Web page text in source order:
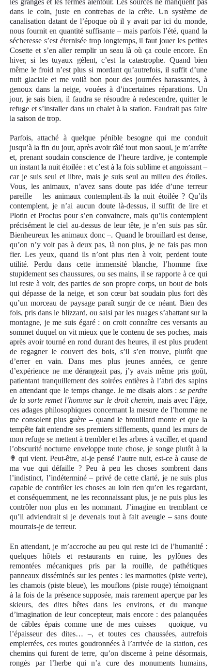
dans le coin, juste en contrebas de la crête. Un système de
canalisation datant de l’époque où il y avait par ici du monde,
nous fournit en quantité suffisante – mais parfois l’été, quand la
sécheresse s’est éternisée trop longtemps, il faut jouer les petites
Cosette et s’en aller remplir un seau là où ça coule encore. En
hiver, si les tuyaux gèlent, c’est la catastrophe. Quand bien
même le froid n’est plus si mordant qu’autrefois, il suffit d’une
nuit glaciale et me voilà bon pour des journées harassantes, à
genoux dans la neige, vouées à d’incertaines réparations. Un
jour, je sais bien, il faudra se résoudre à redescendre, quitter le
refuge et s’installer dans un chalet à la station. Faudrait pas faire
la saison de trop.
Parfois, attaché à quelque pénible besogne qui me conduit
jusqu’à la fin du jour, après avoir râlé tout mon saoul, je m’arrête
et, prenant soudain conscience de l’heure tardive, je contemple
un instant la nuit étoilée : et c’est à la fois sublime et angoissant –
car je suis seul et libre, mais je suis seul au milieu des étoiles.
Vous, les animaux, n’avez sans doute pas idée d’une terreur
pareille – les animaux contemplent-ils la nuit étoilée ? Qu’ils
contemplent, je n’ai aucun doute là-dessus, il suffit de lire et
Plotin et Proclus pour s’en convaincre, mais qu’ils contemplent
précisément le ciel au-dessus de leur tête, je n’en suis pas sûr.
Bienheureux les animaux donc –. Quand le brouillard est dense,
qu’on n’y voit pas à deux pas, là non plus, je ne fais pas mon
fier. Les yeux, quand ils n’ont plus rien à voir, perdent toute
utilité. Perdu dans cette immensité blanche, l’homme fixe
stupidement ses chaussures, ou ses mains, il se rapporte à ce qui
lui reste à voir, des parties de son propre corps, un bout de bois
qui dépasse de la neige, et son cœur bat soudain plus fort dès
qu’un morceau de paysage paraît surgir de ce néant. Bien des
fois, pris dans le blizzard, ou saisi par les nuages s’abattant sur la
montagne, je me suis égaré : on croit connaître ces versants au
sommet duquel on vit mieux que le contenu de ses poches, mais
après avoir tourné en rond durant des heures, il est plus prudent
de regagner le couvert des bois, s’il s’en trouve, plutôt que
d’errer en vain. Dans mes plus jeunes années, ce genre
d’expérience ne me dérangeait pas, j’y avais même pris goût,
patientant tranquillement des soirées entières à l’abri des sapins
en attendant que le temps change. Je me disais alors : se perdre
de la sorte remet l’homme sur le droit chemin, mais avec l’âge,
ces adages philosophiques concernant la mesure de l’homme ne
me consolent plus guère – quand le brouillard monte et que la
tempête fait entendre ses premiers sifflements, quand les murs de
mon refuge se mettent à trembler et les arbres à vaciller, et quand
l’obscurité nocturne enveloppe toute chose, je songe plutôt à la
✟ qui vient. Peut-être, ai-je pensé l’autre nuit, est-ce à cause de
ma vue qui défaille ? Peu à peu les choses sombrent dans
l’indistinct, l’indéterminé – privé de cette clarté, je ne suis plus
capable de contrôler les choses au loin rien qu’en les regardant,
et conséquemment, ne les reconnaissant plus, je ne puis plus les
contrôler non plus en les nommant. J’imagine en tremblant ce
qu’il adviendrait si je devenais tout à fait aveugle – sans doute
mourrais-je de terreur.
En attendant, je m’accroche au peu qui reste ici de l’humanité :
quelques hôtels et restaurants en ruine, les pylônes des
remontées mécaniques pris par la rouille, de pathétiques
panneaux disséminés sur les pentes : les marmottes (piste verte),
les chamois (piste bleue), les mouflons (piste rouge) témoignant
à la fois de la présence supposée, mais rarement aperçue par les
skieurs, des dites bêtes dans les environs, et du manque
d’imagination de leur concepteur, mais encore : des palanquées
de câbles épais comme une de mes cuisses – quoique, vu
l’épaisseur des dites… –, et toutes ces chaussées, autrefois
empierrées, ces routes goudronnées à l’arrivée de la station, ces
chemins qui furent de terre, qu’on discerne à peine désormais,
rongés par l’herbe qui n’a cure des monuments humains,